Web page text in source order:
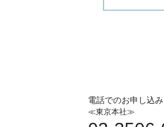
電話でのお申し込
≪東京本社≫